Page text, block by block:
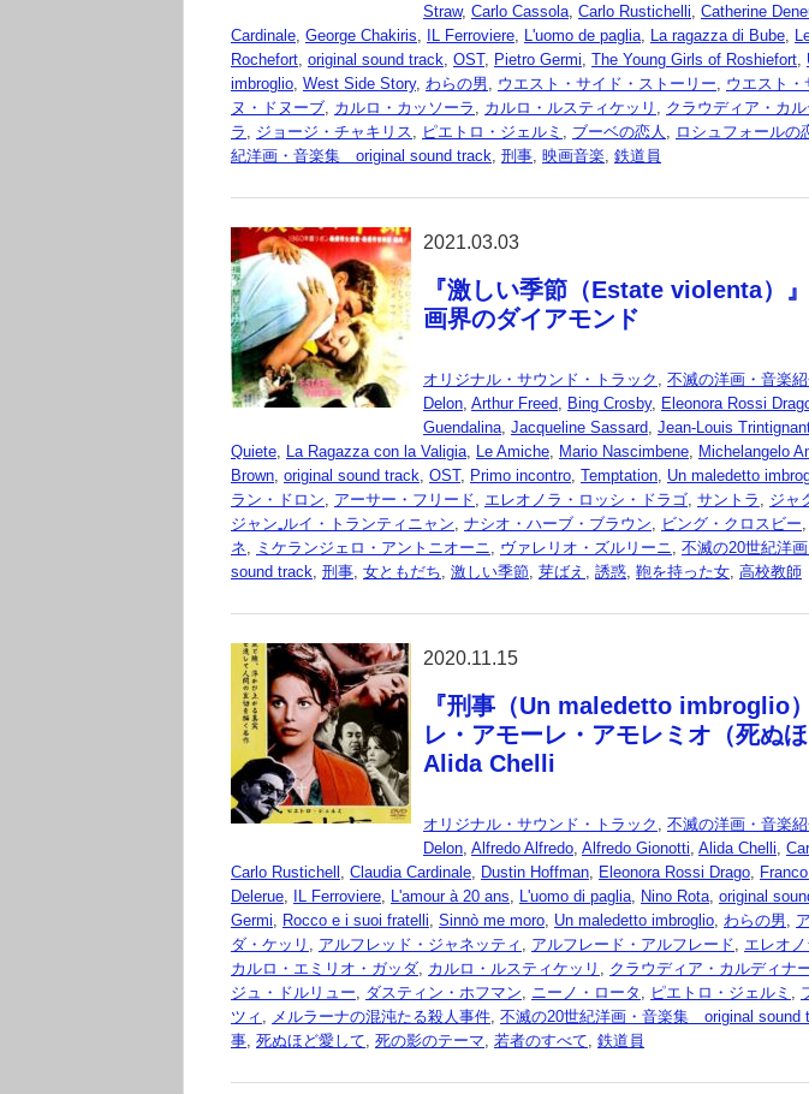
Straw, Carlo Cassola, Carlo Rustichelli, Catherine
Cardinale, George Chakiris, IL Ferroviere, L'uomo de paglia, La ragazza di Bube,
Rochefort, original sound track, OST, Pietro Germi, The Young Girls of Roshiefort,
imbroglio, West Side Story, わらの男 , ウエスト・サイド・ストーリー, ウエスト
ヌ・ドヌーブ, カルロ・カッソーラ , カルロ・ルスティケッリ , クラウディア・カ
ラ , ジョージ・チャキリス, ピエトロ・ジェルミ , ブーベの恋人 , ロシュフォールの
紀洋画・音楽集 original sound track, 刑事, 映画音楽, 鉄道員
2021.03.03
『激しい季節（Estate violenta）
画界のダイアモンド
オリジナル・サウンド・トラック , 不滅の洋画・音楽
Delon, Arthur Freed, Bing Crosby, Eleonora Rossi
Guendalina, Jacqueline Sassard, Jean-Louis
Quiete, La Ragazza con la Valigia, Le Amiche, Mario Nascimbene, Michelangelo
Brown, original sound track, OST, Primo incontro, Temptation, Un maledetto
ラン・ドロン, アーサー・フリード, エレオノラ・ロッシ・ドラゴ, サントラ , ジャ
ジャン₌ルイ・トランティニャン, ナシオ・ハーブ・ブラウン, ビング・クロスビー,
ネ, ミケランジェロ・アントニオーニ, ヴァレリオ・ズルリーニ, 不滅の20世紀洋
sound track, 刑事, 女ともだち, 激しい季節, 芽ばえ , 誘惑, 鞄を持った女, 高校教師
2020.11.15
『刑事（Un maledetto imbroglio
レ・アモーレ・アモレミオ（死ぬほ
Alida Chelli
オリジナル・サウンド・トラック , 不滅の洋画・音楽
Delon, Alfredo Alfredo, Alfredo Gionotti, Alida Chelli,
Carlo Rustichell , Claudia Cardinale, Dustin Hoffman, Eleonora Rossi Drago,
Delerue, IL Ferroviere, L'amour à 20 ans, L'uomo di paglia, Nino Rota, original
Germi, Rocco e i suoi fratelli, Sinnò me moro, Un maledetto imbroglio, わらの男 ,
ダ・ケッリ , アルフレッド・ジャネッティ , アルフレード・アルフレード, エレオ
カルロ・エミリオ・ガッダ, カルロ・ルスティケッリ , クラウディア・カルディナ
ジュ・ドルリュー, ダスティン・ホフマン, ニーノ・ロータ , ピエトロ・ジェルミ ,
ツィ , メルラーナの混沌たる殺人事件, 不滅の20世紀洋画・音楽集 original sound
事, 死ぬほど愛して, 死の影のテーマ, 若者のすべて, 鉄道員